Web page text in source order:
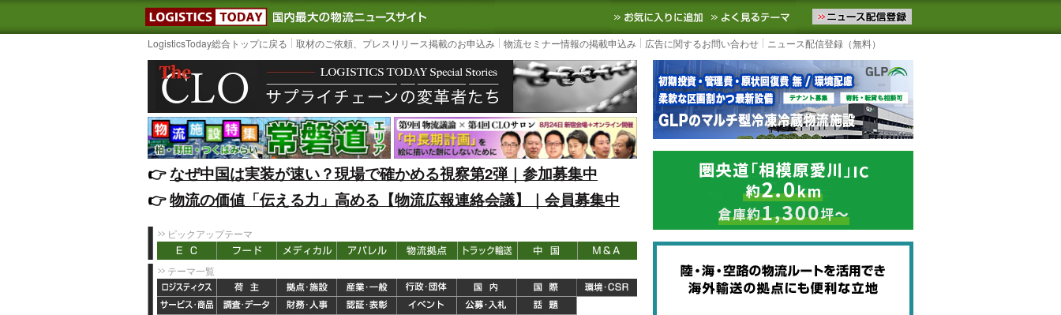
LOGISTICS TODAY｜国内最大の物流ニュースサイト3PL, SCMなど国内外の最新の物流ニュースをお届けします。物流ニュースメール配信を登録す
お気に入りに追加 よく見るテーマ
LogisticsToday総合トップに戻る 取材のご依頼、プレスリリース掲載のお申込み 物流セミナー情報の掲載申込み 広告に関するお問い合わせ ニュース配信登録（無料）
👉️なぜ中国は実装が速い？現場で確かめる視察第2弾｜参加募集中
👉️物流の価値「伝える力」高める【物流広報連絡会議】｜会員募集中
ピックアップテーマ
テーマ一覧